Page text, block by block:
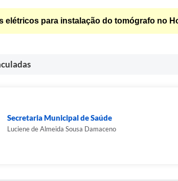
elétricos para instalação do tomógrafo no
Secretaria Municipal de Saúde
Luciene de Almeida Sousa Damaceno